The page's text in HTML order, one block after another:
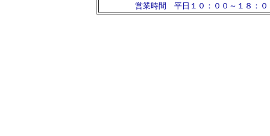
営業時間 平日１０：００～１８：